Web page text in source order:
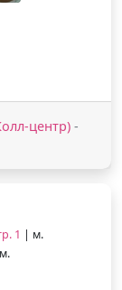
центр) -
1 | м.